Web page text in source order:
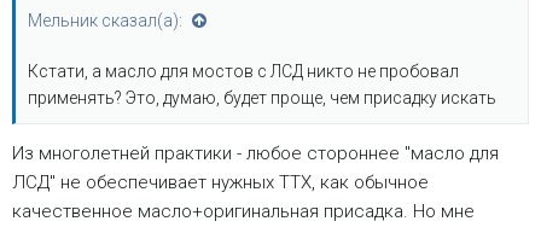
Мельник сказал(а):
Кстати, а масло для мостов с ЛСД никто не пробовал
применять? Это, думаю, будет проще, чем присадку искать
Из многолетней практики - любое стороннее "масло для
ЛСД" не обеспечивает нужных ТТХ, как обычное
качественное масло+оригинальная присадка. Но мне